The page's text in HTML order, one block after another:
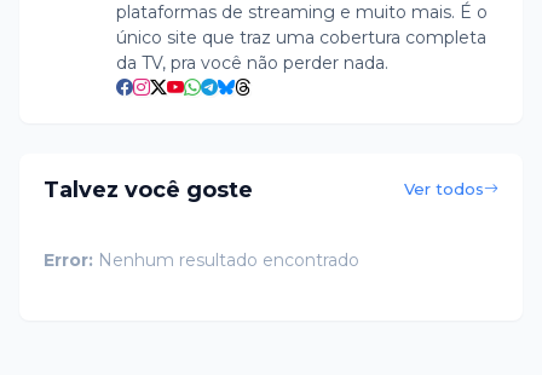
plataformas de streaming e muito mais. É o
único site que traz uma cobertura completa
da TV, pra você não perder nada.
Talvez você goste Ver todos
Error: Nenhum resultado encontrado